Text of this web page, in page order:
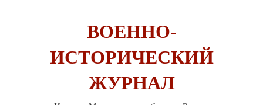
ВОЕННО-
ИСТОРИЧЕСКИЙ
ЖУРНАЛ